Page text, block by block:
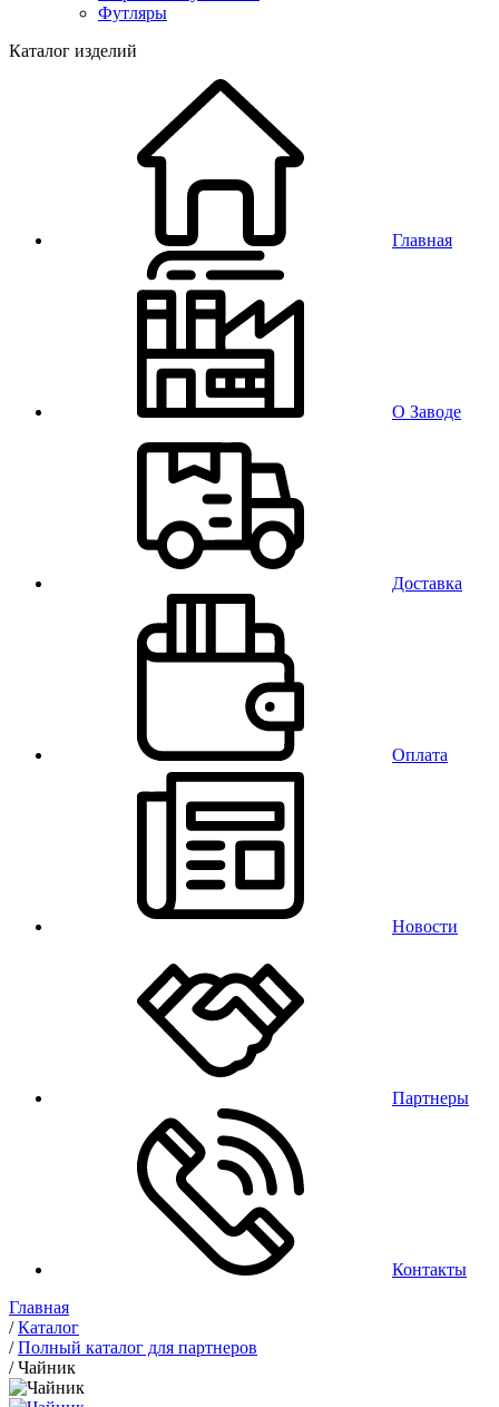
Футляры
Каталог изделий
Главная
О Заводе
Доставка
Оплата
Новости
Партнеры
Контакты
Главная
/Каталог
/Полный каталог для партнеров
/Чайник